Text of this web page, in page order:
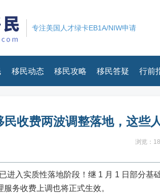
专注美国人才绿卡EB1A/NIW申请
移民动态 移民攻略 移民答疑 行前
收费两波调整落地，这些
浏览：
进入实质性落地阶段！继 1 月 1 日部分基
服务收费上调也将正式生效。